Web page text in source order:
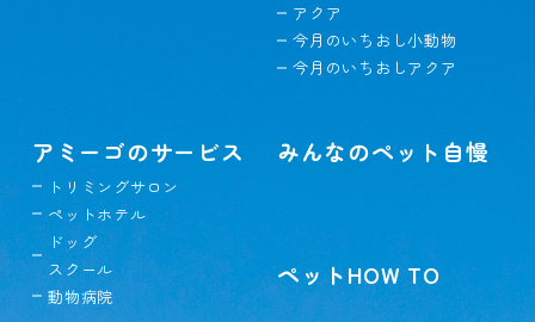
アクア
今月のいちおし小動物
今月のいちおしアクア
アミーゴのサービス
トリミングサロン
ペットホテル
ドッグ
スクール
動物病院
みんなのペット自慢
ペットHOW TO